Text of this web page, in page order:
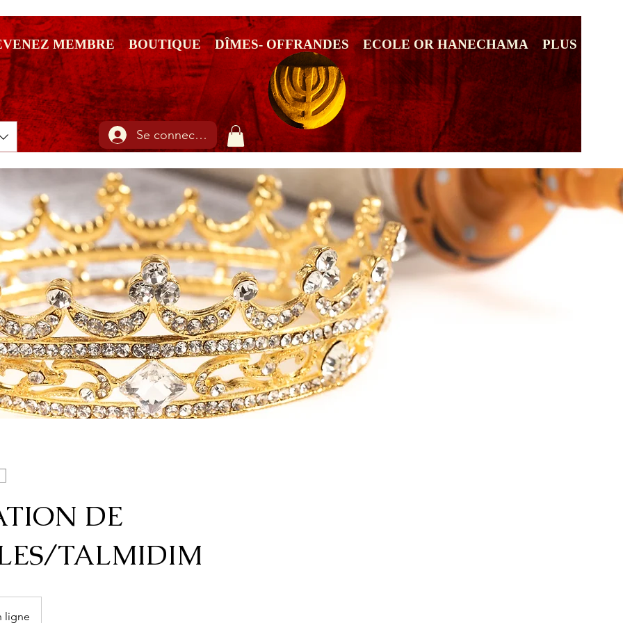
Se connecter
MEMBRE BOUTIQUE DÎMES- OFFRANDES ECOLE OR HANECHAMA PLUS
DE
TALMIDIM
ligne